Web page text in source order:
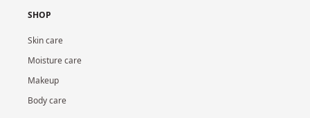
SHOP
Skin care
Moisture care
Makeup
Body care